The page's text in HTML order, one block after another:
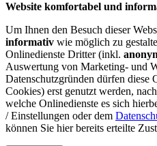
Website komfortabel und
Um Ihnen den Besuch dieser
informativ wie möglich zu
Onlinedienste Dritter (inkl.
Auswertung von Marketing- und
Datenschutzgründen dürfen diese
Cookies) erst genutzt werden,
welche Onlinedienste es sich
/ Einstellungen oder dem
können Sie hier bereits erteilte